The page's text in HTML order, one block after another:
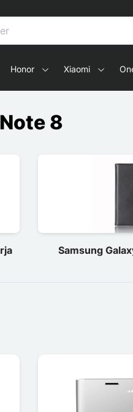
ja tableteille
Honor Xiaomi
8
Samsung